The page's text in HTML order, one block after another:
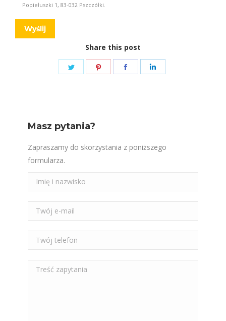
Popiełuszki 1, 83-032 Pszczółki.
Share this post
Share
Share
Share
Masz pytania?
Zapraszamy do skorzystania z poniższego
formularza.